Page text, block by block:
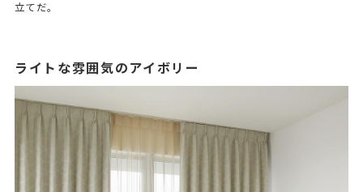
立てだ。
ライトな雰囲気のアイボリー